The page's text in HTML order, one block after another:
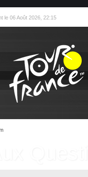
le 06 Août 2026, 22:15